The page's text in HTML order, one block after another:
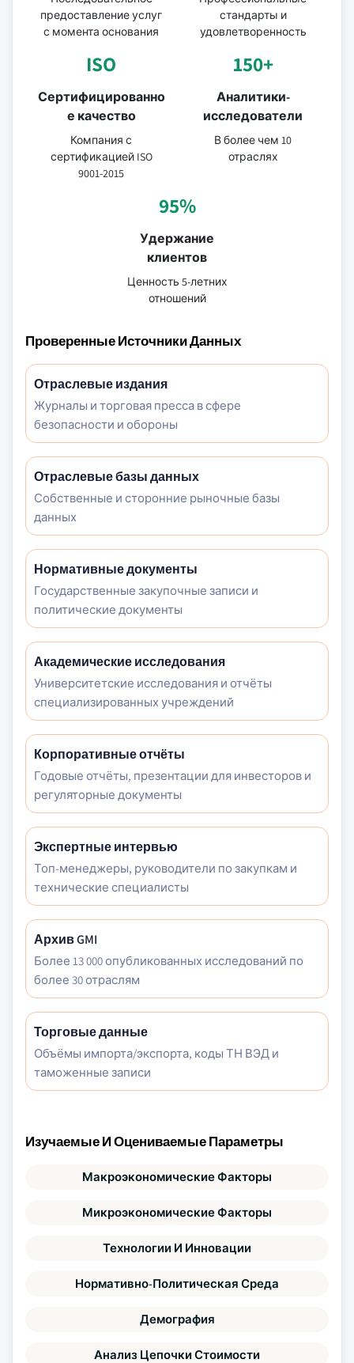
предоставление услуг
с момента основания
стандарты и
удовлетворенность
ISO
Сертифицированно
е качество
Компания с
сертификацией ISO
9001-2015
150+
Аналитики-
исследователи
В более чем 10
отраслях
95%
Удержание
клиентов
Ценность 5-летних
отношений
Проверенные Источники Данных
Отраслевые издания
Журналы и торговая пресса в сфере
безопасности и обороны
Отраслевые базы данных
Собственные и сторонние рыночные базы
данных
Нормативные документы
Государственные закупочные записи и
политические документы
Академические исследования
Университетские исследования и отчёты
специализированных учреждений
Корпоративные отчёты
Годовые отчёты, презентации для инвесторов и
регуляторные документы
Экспертные интервью
Топ-менеджеры, руководители по закупкам и
технические специалисты
Архив GMI
Более 13 000 опубликованных исследований по
более 30 отраслям
Торговые данные
Объёмы импорта/экспорта, коды ТН ВЭД и
таможенные записи
Изучаемые И Оцениваемые Параметры
Макроэкономические Факторы
Микроэкономические Факторы
Технологии И Инновации
Нормативно-Политическая Среда
Демография
Анализ Цепочки Стоимости